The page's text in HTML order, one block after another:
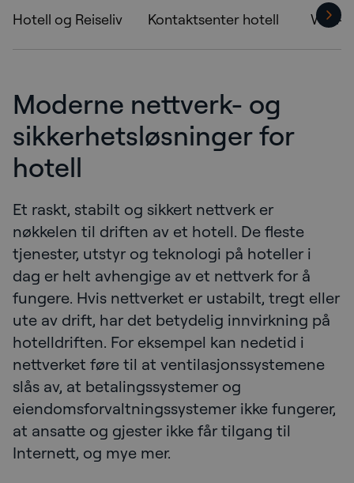
Hotell og Reiseliv Kontaktsenter hotell WiFi-
Moderne nettverk- og
sikkerhetsløsninger for
hotell
Et raskt, stabilt og sikkert nettverk er
nøkkelen til driften av et hotell. De fleste
tjenester, utstyr og teknologi på hoteller i
dag er helt avhengige av et nettverk for å
fungere. Hvis nettverket er ustabilt, tregt eller
ute av drift, har det betydelig innvirkning på
hotelldriften. For eksempel kan nedetid i
nettverket føre til at ventilasjonssystemene
slås av, at betalingssystemer og
eiendomsforvaltningssystemer ikke fungerer,
at ansatte og gjester ikke får tilgang til
Internett, og mye mer.